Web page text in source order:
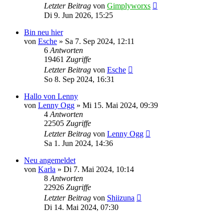
Letzter Beitrag von Gimplyworxs
Di 9. Jun 2026, 15:25
Bin neu hier
von Esche » Sa 7. Sep 2024, 12:11
6 Antworten
19461 Zugriffe
Letzter Beitrag von Esche
So 8. Sep 2024, 16:31
Hallo von Lenny
von Lenny Ogg » Mi 15. Mai 2024, 09:39
4 Antworten
22505 Zugriffe
Letzter Beitrag von Lenny Ogg
Sa 1. Jun 2024, 14:36
Neu angemeldet
von Karla » Di 7. Mai 2024, 10:14
8 Antworten
22926 Zugriffe
Letzter Beitrag von Shiizuna
Di 14. Mai 2024, 07:30